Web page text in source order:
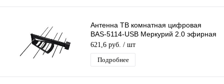
Антенна ТВ комнатная цифровая
BAS-5114-USB Меркурий 2.0 эфирная
для DVB-T2 телевидения
621,6 руб. / шт
Подробнее